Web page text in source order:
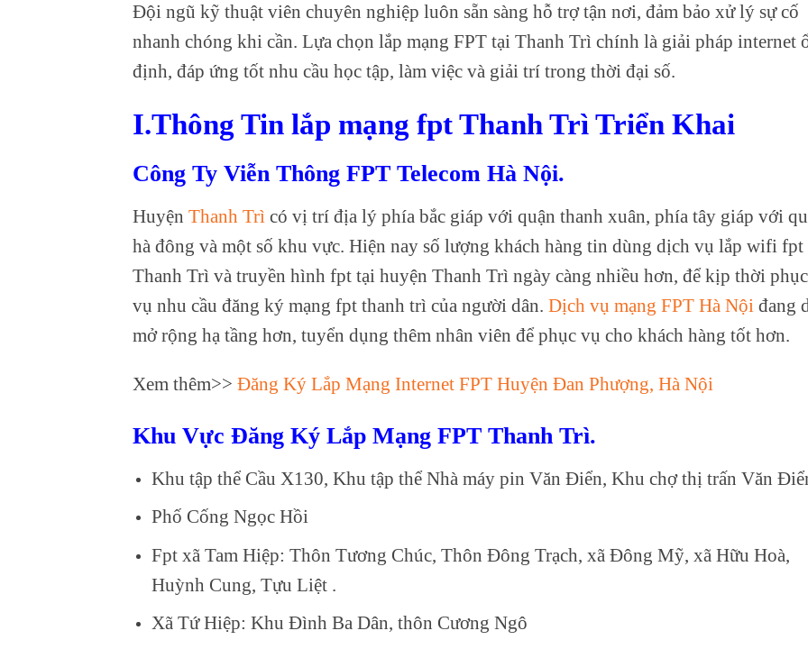
Đội ngũ kỹ thuật viên chuyên nghiệp luôn sẵn sàng hỗ trợ tận nơi, đảm bảo xử lý sự cố
nhanh chóng khi cần. Lựa chọn lắp mạng FPT tại Thanh Trì chính là giải pháp internet
định, đáp ứng tốt nhu cầu học tập, làm việc và giải trí trong thời đại số.
I.Thông Tin lắp mạng fpt Thanh Trì Triển Khai
Công Ty Viễn Thông FPT Telecom Hà Nội.
Huyện Thanh Trì có vị trí địa lý phía bắc giáp với quận thanh xuân, phía tây giáp với
hà đông và một số khu vực. Hiện nay số lượng khách hàng tin dùng dịch vụ lắp wifi fpt
Thanh Trì và truyền hình fpt tại huyện Thanh Trì ngày càng nhiều hơn, để kịp thời phục
vụ nhu cầu đăng ký mạng fpt thanh trì của người dân. Dịch vụ mạng FPT Hà Nội đang
mở rộng hạ tầng hơn, tuyển dụng thêm nhân viên để phục vụ cho khách hàng tốt hơn.
Xem thêm>> Đăng Ký Lắp Mạng Internet FPT Huyện Đan Phượng, Hà Nội
Khu Vực Đăng Ký Lắp Mạng FPT Thanh Trì.
Khu tập thể Cầu X130, Khu tập thể Nhà máy pin Văn Điển, Khu chợ thị trấn Văn
Phố Cống Ngọc Hồi
Fpt xã Tam Hiệp: Thôn Tương Chúc, Thôn Đông Trạch, xã Đông Mỹ, xã Hữu Hoà,
Huỳnh Cung, Tựu Liệt .
Xã Tứ Hiệp: Khu Đình Ba Dân, thôn Cương Ngô